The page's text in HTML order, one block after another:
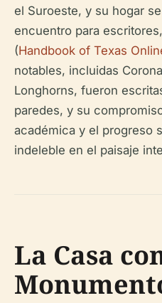
el Suroeste, y su hogar
encuentro para
(Handbook of Texas
notables, incluidas
Longhorns, fueron
paredes, y su
académica y el progreso
indeleble en el paisaje
La Casa